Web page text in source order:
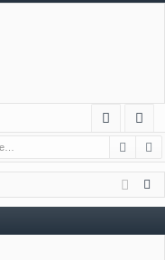
m
el
ist
rie